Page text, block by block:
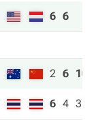
6 6
2 6 10
6 4 3